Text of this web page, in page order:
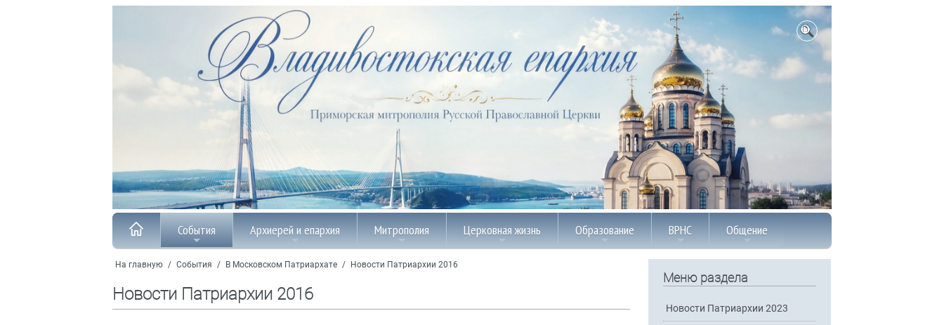
События Архиерей и епархия Митрополия Церковная жизнь Образование ВРНС Общение
На главную / События / В Московском Патриархате / Новости Патриархии 2016
Новости Патриархии 2016
Меню раздела
Новости Патриархии 2023